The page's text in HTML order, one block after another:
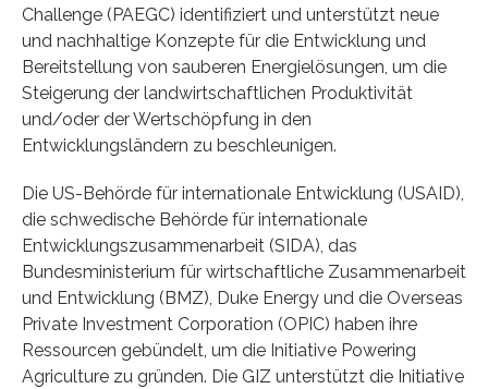
Challenge (PAEGC) identifiziert und unterstützt neue
und nachhaltige Konzepte für die Entwicklung und
Bereitstellung von sauberen Energielösungen, um die
Steigerung der landwirtschaftlichen Produktivität
und/oder der Wertschöpfung in den
Entwicklungsländern zu beschleunigen.
Die US-Behörde für internationale Entwicklung (USAID),
die schwedische Behörde für internationale
Entwicklungszusammenarbeit (SIDA), das
Bundesministerium für wirtschaftliche Zusammenarbeit
und Entwicklung (BMZ), Duke Energy und die Overseas
Private Investment Corporation (OPIC) haben ihre
Ressourcen gebündelt, um die Initiative Powering
Agriculture zu gründen. Die GIZ unterstützt die Initiative